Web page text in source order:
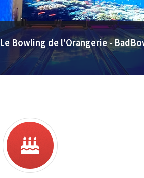
Le Bowling de l'Orangerie -